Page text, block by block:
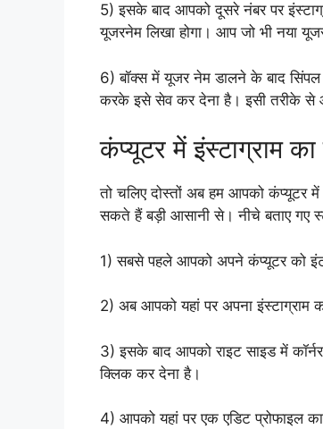
5) इसके बाद आपको दूसरे नंबर पर
यूजरनेम लिखा होगा। आप जो भी नया
6) बॉक्स में यूजर नेम डालने के बाद
करके इसे सेव कर देना है। इसी तरीके से
कंप्यूटर में इंस्टाग्राम
तो चलिए दोस्तों अब हम आपको
सकते हैं बड़ी आसानी से। नीचे बताए गए
1) सबसे पहले आपको अपने कंप्यूटर को
2) अब आपको यहां पर अपना इंस्टाग्राम
3) इसके बाद आपको राइट साइड में
क्लिक कर देना है।
4) आपको यहां पर एक एडिट प्रोफाइल